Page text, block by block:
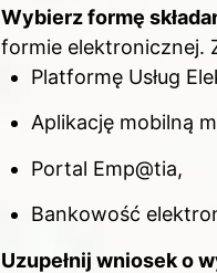
Wybierz formę
formie elektronicznej.
Platformę Usług
Aplikację mobilną
Portal Emp@tia,
Bankowość
Uzupełnij wniosek o